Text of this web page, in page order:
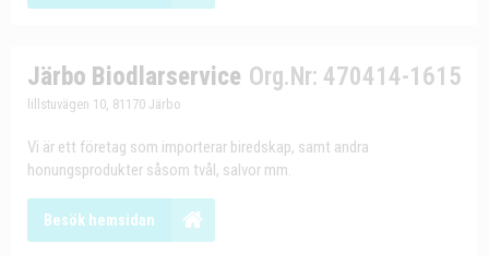
Järbo Biodlarservice Org.Nr: 470414-1615
lillstuvägen 10, 81170 Järbo
Vi är ett företag som importerar biredskap, samt andra
honungsprodukter såsom tvål, salvor mm.
Besök hemsidan